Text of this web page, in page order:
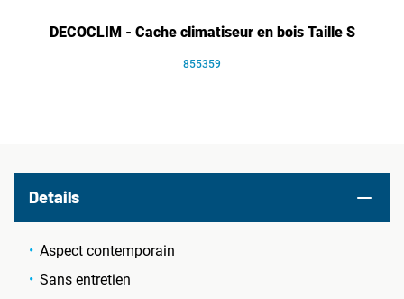
DECOCLIM - Cache climatiseur en bois Taille S
855359
Details
Aspect contemporain
Sans entretien